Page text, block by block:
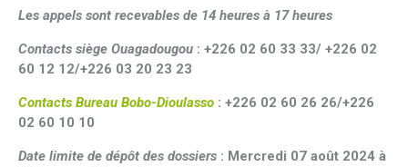
Les appels sont recevables de 14 heures à 17 heures
Contacts siège Ouagadougou : +226 02 60 33 33/ +226 02
60 12 12/+226 03 20 23 23
Contacts Bureau Bobo-Dioulasso : +226 02 60 26 26/+226
02 60 10 10
Date limite de dépôt des dossiers : Mercredi 07 août 2024 à